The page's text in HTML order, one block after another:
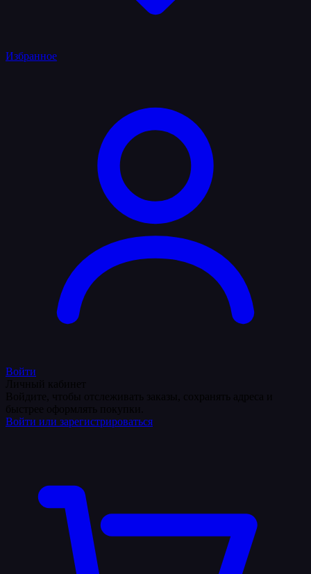
Избранное
Войти
Войти или зарегистрироваться